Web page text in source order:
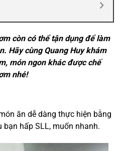
còn có thể tận dụng để làm
Hãy cùng Quang Huy khám
món ngon khác được chế
nhé!
ăn dễ dàng thực hiện bằng
hấp SLL, muốn nhanh.